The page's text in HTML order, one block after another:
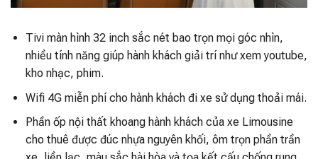
Tivi màn hình 32 inch sắc nét bao trọn mọi góc nhìn,
nhiều tính năng giúp hành khách giải trí như xem youtube,
kho nhạc, phim.
Wifi 4G miễn phí cho hành khách đi xe sử dụng thoải mái.
Phần ốp nội thất khoang hành khách của xe Limousine
cho thuê được đúc nhựa nguyên khối, ôm trọn phần trần